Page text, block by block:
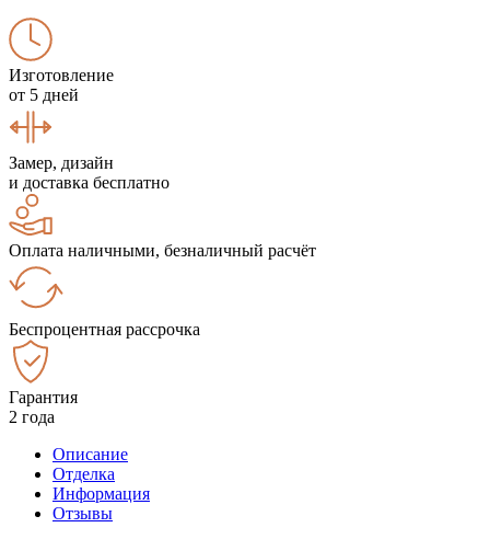
Изготовление
от 5 дней
Замер, дизайн
и доставка бесплатно
Оплата наличными, безналичный расчёт
Беспроцентная рассрочка
Гарантия
2 года
Описание
Отделка
Информация
Отзывы